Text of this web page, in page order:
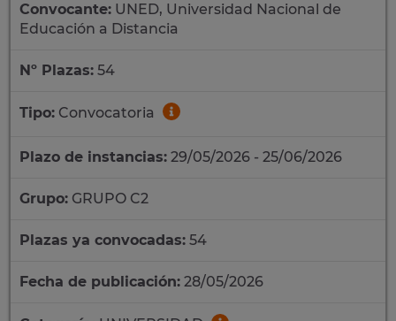
Convocante: UNED, Universidad Nacional de
Educación a Distancia
Nº Plazas: 54
Tipo: Convocatoria
Plazo de instancias: 29/05/2026 - 25/06/2026
Grupo: GRUPO C2
Plazas ya convocadas: 54
Fecha de publicación: 28/05/2026